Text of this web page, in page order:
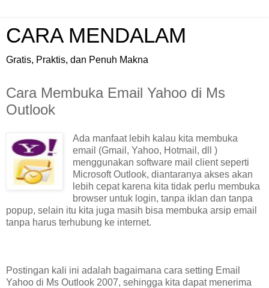
CARA MENDALAM
Gratis, Praktis, dan Penuh Makna
Cara Membuka Email Yahoo di Ms
Outlook
Ada manfaat lebih kalau kita membuka
email (Gmail, Yahoo, Hotmail, dll )
menggunakan software mail client seperti
Microsoft Outlook, diantaranya akses akan
lebih cepat karena kita tidak perlu membuka
browser untuk login, tanpa iklan dan tanpa
popup, selain itu kita juga masih bisa membuka arsip email
tanpa harus terhubung ke internet.
Postingan kali ini adalah bagaimana cara setting Email
Yahoo di Ms Outlook 2007, sehingga kita dapat menerima